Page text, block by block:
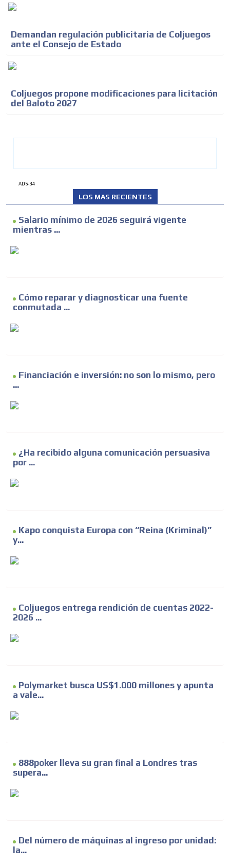
Demandan regulación publicitaria de Coljuegos
ante el Consejo de Estado
Coljuegos propone modificaciones para licitación
del Baloto 2027
ADS-34
LOS MAS RECIENTES
Salario mínimo de 2026 seguirá vigente
mientras ...
Cómo reparar y diagnosticar una fuente
conmutada ...
Financiación e inversión: no son lo mismo, pero
...
¿Ha recibido alguna comunicación persuasiva
por ...
Kapo conquista Europa con “Reina (Kriminal)”
y...
Coljuegos entrega rendición de cuentas 2022-
2026 ...
Polymarket busca US$1.000 millones y apunta
a vale...
888poker lleva su gran final a Londres tras
supera...
Del número de máquinas al ingreso por unidad:
la...